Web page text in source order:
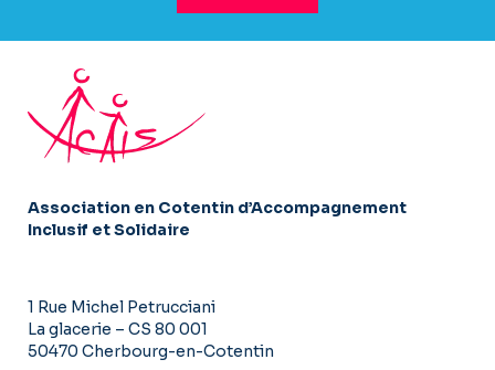
Association en Cotentin d’Accompagnement
Inclusif et Solidaire
1 Rue Michel Petrucciani
La glacerie – CS 80 001
50470 Cherbourg-en-Cotentin